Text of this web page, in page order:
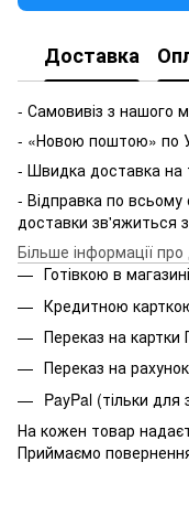
Доставка
- Самовивіз з нашого
- «Новою поштою» по
- Швидка доставка на
- Відправка по
доставки
Більше інформації
Готівкою в
Кредитною
Переказ на
Переказ на
PayPal (тільки
На кожен товар
Приймаємо